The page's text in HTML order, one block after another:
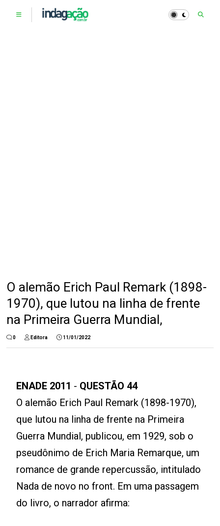
O alemão Erich Paul Remark (1898-
1970), que lutou na linha de frente
na Primeira Guerra Mundial,
0 Editora 11/01/2022
ENADE 2011 - QUESTÃO 44
O alemão Erich Paul Remark (1898-1970),
que lutou na linha de frente na Primeira
Guerra Mundial, publicou, em 1929, sob o
pseudônimo de Erich Maria Remarque, um
romance de grande repercussão, intitulado
Nada de novo no front. Em uma passagem
do livro, o narrador afirma: